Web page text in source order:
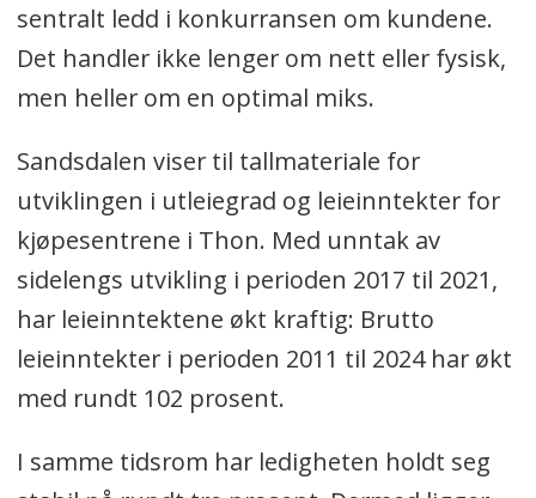
sentralt ledd i konkurransen om kundene.
Det handler ikke lenger om nett eller fysisk,
men heller om en optimal miks.
Sandsdalen viser til tallmateriale for
utviklingen i utleiegrad og leieinntekter for
kjøpesentrene i Thon. Med unntak av
sidelengs utvikling i perioden 2017 til 2021,
har leieinntektene økt kraftig: Brutto
leieinntekter i perioden 2011 til 2024 har økt
med rundt 102 prosent.
I samme tidsrom har ledigheten holdt seg